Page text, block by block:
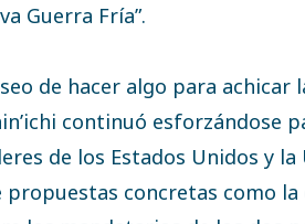
Guerra Fría”.
de hacer algo para achicar
continuó esforzándose
de los Estados Unidos y la
propuestas concretas como